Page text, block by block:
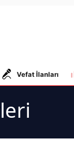
Vefat İlanları